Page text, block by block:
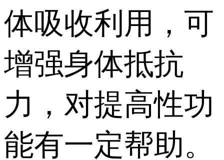
体吸收利用，可
增强身体抵抗
力，对提高性功
能有一定帮助。